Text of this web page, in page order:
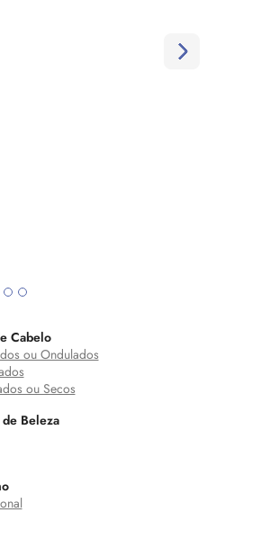
Cabelo
ou Ondulados
ou Secos
Beleza